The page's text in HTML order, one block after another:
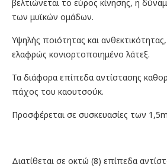
βελτιώνεται το εύρος κίνησης, η
των μυϊκών ομάδων.
Υψηλής ποιότητας και
ελαφρώς κονιορτοποιημένο λάτεξ.
Τα διάφορα επίπεδα αντίστασης
πάχος του καουτσούκ.
Προσφέρεται σε συσκευασίες των
Διατίθεται σε οκτώ (8) επίπεδα